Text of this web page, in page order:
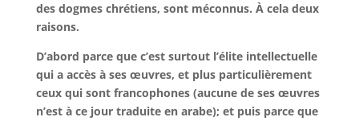
des dogmes chrétiens, sont méconnus. À cela deux
raisons.
D’abord parce que c’est surtout l’élite intellectuelle
qui a accès à ses œuvres, et plus particulièrement
ceux qui sont francophones (aucune de ses œuvres
n’est à ce jour traduite en arabe); et puis parce que